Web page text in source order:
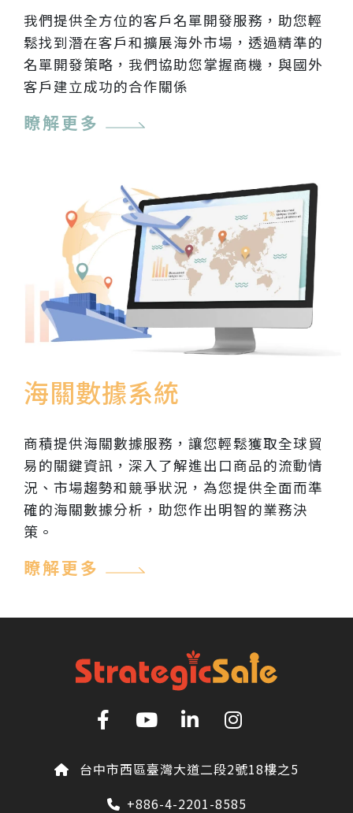
我們提供全方位的客戶名單開發服務，助您輕
鬆找到潛在客戶和擴展海外市場，透過精準的
名單開發策略，我們協助您掌握商機，與國外
客戶建立成功的合作關係
瞭解更多
海關數據系統
商積提供海關數據服務，讓您輕鬆獲取全球貿
易的關鍵資訊，深入了解進出口商品的流動情
況、市場趨勢和競爭狀況，為您提供全面而準
確的海關數據分析，助您作出明智的業務決
策。
瞭解更多
台中市西區臺灣大道二段2號18樓之5
+886-4-2201-8585